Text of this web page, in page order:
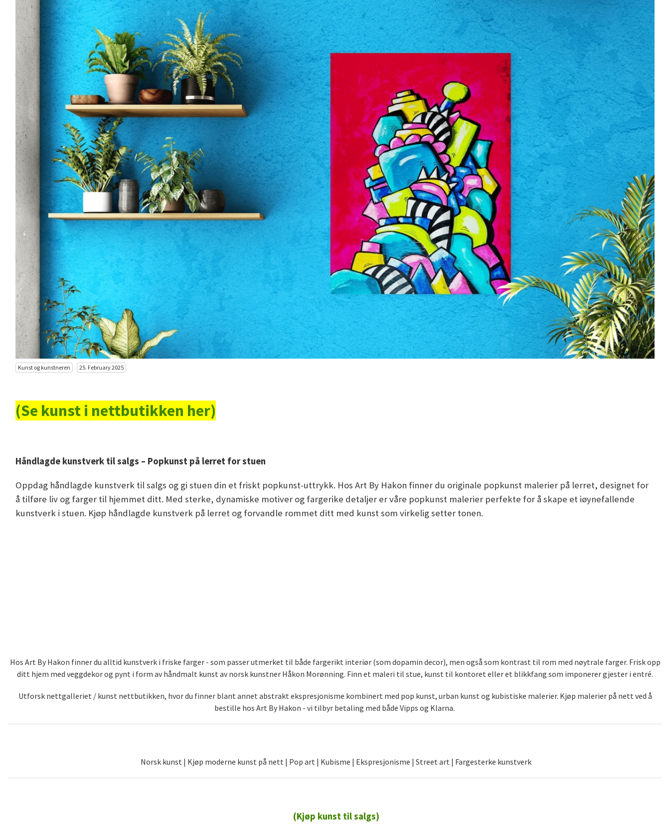
Kunst og kunstneren 25. February 2025
(Se kunst i nettbutikken her)
Håndlagde kunstverk til salgs – Popkunst på lerret for stuen
Oppdag håndlagde kunstverk til salgs og gi stuen din et friskt popkunst-uttrykk. Hos Art By Hakon finner du originale popkunst malerier på lerret, designet for
å tilføre liv og farger til hjemmet ditt. Med sterke, dynamiske motiver og fargerike detaljer er våre popkunst malerier perfekte for å skape et iøynefallende
kunstverk i stuen. Kjøp håndlagde kunstverk på lerret og forvandle rommet ditt med kunst som virkelig setter tonen.
Hos Art By Hakon finner du alltid kunstverk i friske farger - som passer utmerket til både fargerikt interiør (som dopamin decor), men også som kontrast til rom med nøytrale farger. Frisk opp
ditt hjem med veggdekor og pynt i form av håndmalt kunst av norsk kunstner Håkon Morønning. Finn et maleri til stue, kunst til kontoret eller et blikkfang som imponerer gjester i entré.
Utforsk nettgalleriet / kunst nettbutikken, hvor du finner blant annet abstrakt ekspresjonisme kombinert med pop kunst, urban kunst og kubistiske malerier. Kjøp malerier på nett ved å
bestille hos Art By Hakon - vi tilbyr betaling med både Vipps og Klarna.
Norsk kunst | Kjøp moderne kunst på nett | Pop art | Kubisme | Ekspresjonisme | Street art | Fargesterke kunstverk
(Kjøp kunst til salgs)